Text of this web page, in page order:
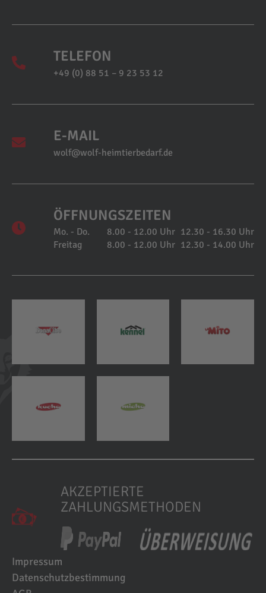
TELEFON
+49 (0) 88 51 – 9 23 53 12
E-MAIL
wolf@wolf-heimtierbedarf.de
ÖFFNUNGSZEITEN
Mo. - Do. 8.00 - 12.00 Uhr 12.30 - 16.30 Uhr
Freitag
8.00 - 12.00 Uhr 12.30 - 14.00 Uhr
AKZEPTIERTE
ZAHLUNGSMETHODEN
Impressum
Datenschutzbestimmung